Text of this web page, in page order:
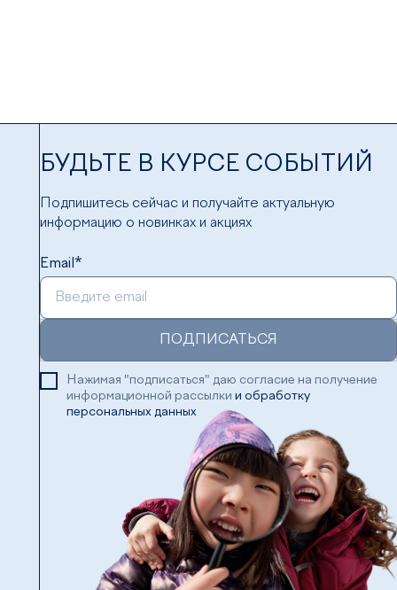
БУДЬТЕ В КУРСЕ СОБЫТИЙ
Подпишитесь сейчас и получайте актуальную
информацию о новинках и акциях
Email*
ПОДПИСАТЬСЯ
Нажимая "подписаться" даю согласие на получение
информационной рассылки и обработку
персональных данных